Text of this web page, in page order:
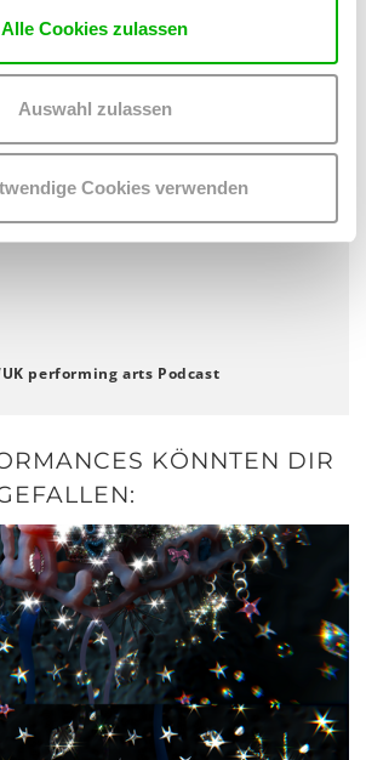
Alle Cookies zulassen
Auswahl zulassen
Cookies verwenden
pro Vorstellung zur Verfügung. Wir
du uns unter
performing arts Podcast
KÖNNTEN DIR